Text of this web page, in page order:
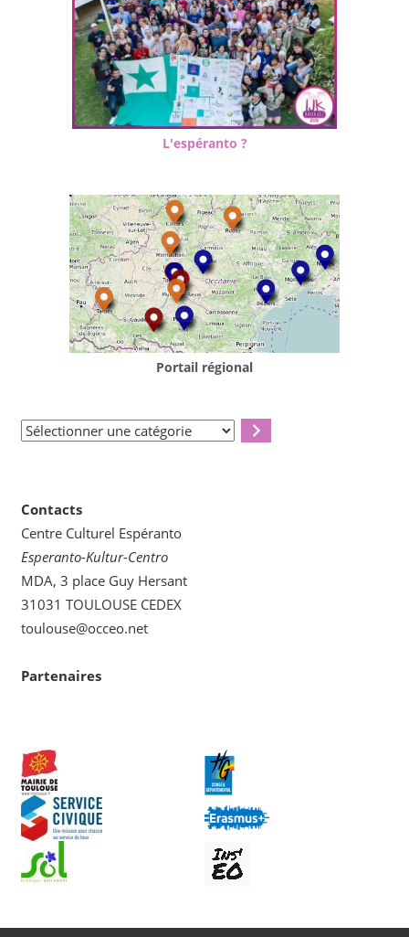
L'espéranto ?
Portail régional
Sélectionner
Contacts
Centre Culturel Espéranto
Esperanto-Kultur-Centro
MDA, 3 place Guy Hersant
31031 TOULOUSE CEDEX
toulouse@occeo.net
Partenaires